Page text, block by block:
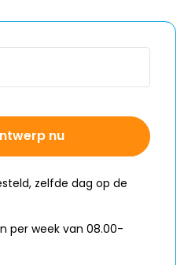
nu
zelfde dag op de
per week van 08.00-